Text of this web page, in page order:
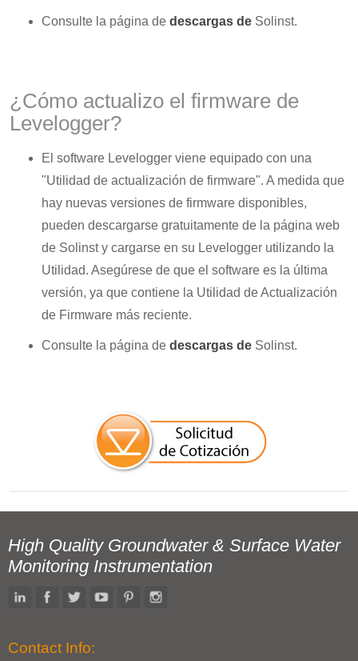
Consulte la página de descargas de Solinst.
¿Cómo actualizo el firmware de
Levelogger?
El software Levelogger viene equipado con una
"Utilidad de actualización de firmware". A medida que
hay nuevas versiones de firmware disponibles,
pueden descargarse gratuitamente de la página web
de Solinst y cargarse en su Levelogger utilizando la
Utilidad. Asegúrese de que el software es la última
versión, ya que contiene la Utilidad de Actualización
de Firmware más reciente.
Consulte la página de descargas de Solinst.
High Quality Groundwater & Surface Water
Monitoring Instrumentation
Contact Info: